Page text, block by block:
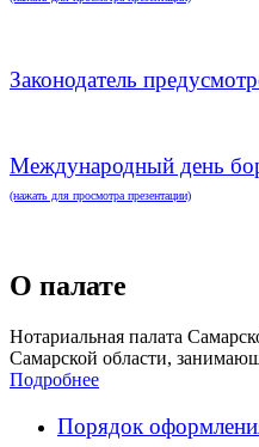
Законодатель
Международный день
(нажать для просмотра презентации)
О палате
Нотариальная палата
Самарской области,
Подробнее
Порядок